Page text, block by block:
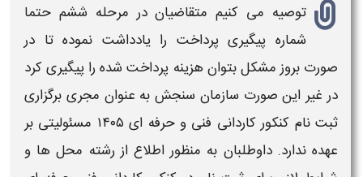
توصیه می کنیم متقاضیان در مرحله ششم حتما
شماره پیگیریپرداخت را یادداشت نموده تا در
صورت بروز مشکل بتوان هزینه پرداخت شده را پیگیری کرد
در غیر این صورت سازمان سنجش به عنوان مجری برگزاری
ثبت نام کنکور کاردانی فنی و حرفه ای ۱۴۰۵
مسئولیتی بر
عهده ندارد. داوطلبان به منظور اطلاع از رشته محل ها و